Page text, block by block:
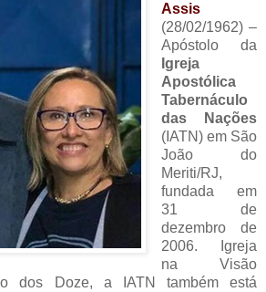
Assis
(28/02/1962) –
Apóstolo da
Igreja
Apostólica
Tabernáculo
das Nações
(IATN) em São
João do
Meriti/RJ,
fundada em
31 de
dezembro de
2006. Igreja
na Visão
dos Doze, a IATN também está